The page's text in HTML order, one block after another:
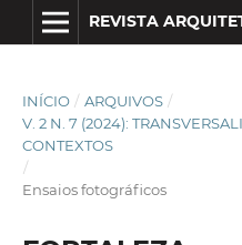
REVISTA
INÍCIO / ARQUIVOS /
V. 2 N. 7 (2024):
CONTEXTOS
/
Ensaios fotográficos